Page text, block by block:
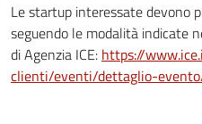
Le startup interessate devono
seguendo le modalità indicate
di Agenzia ICE: https://
clienti/eventi/dettaglio-